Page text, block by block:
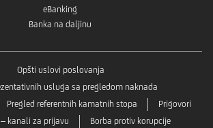
eBanking
Banka na daljinu
Opšti uslovi poslovanja
usluga sa pregledom naknada
Pregled referentnih kamatnih stopa
Prigovori
kanali za prijavu
Borba protiv korupcije